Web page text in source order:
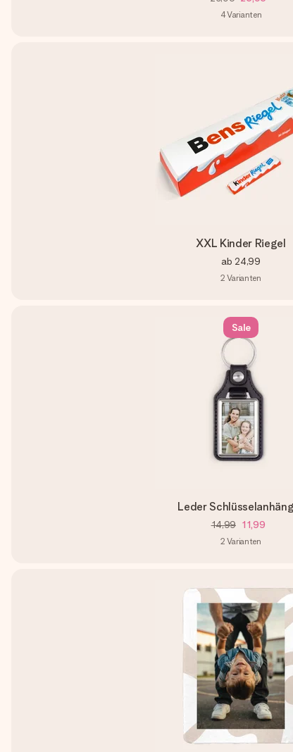
4Varianten
XXL Kinder Riegel
ab 24,99
2 Varianten
Sale
Leder
14,99 11,99
2 Varianten